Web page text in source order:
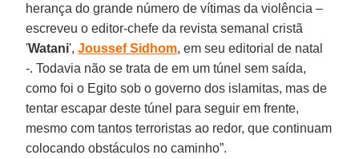
herança do grande número de vítimas da violência –
escreveu o editor-chefe da revista semanal cristã
'Watani',Joussef Sidhom, em seu editorial de natal
-. Todavia não se trata de em um túnel sem saída,
como foi o Egito sob o governo dos islamitas, mas de
tentar escapar deste túnel para seguir em frente,
mesmo com tantos terroristas ao redor, que continuam
colocando obstáculos no caminho”.